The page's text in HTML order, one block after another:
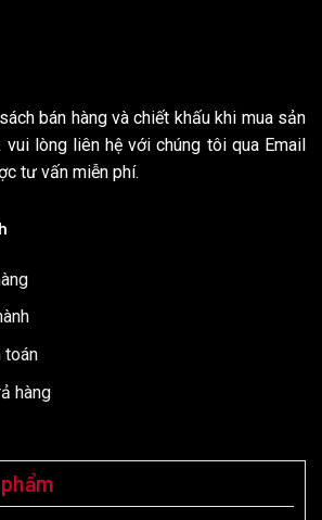
bán hàng và chiết khấu khi mua sản
lòng liên hệ với chúng tôi qua Email
tư vấn miễn phí.
toán
hàng